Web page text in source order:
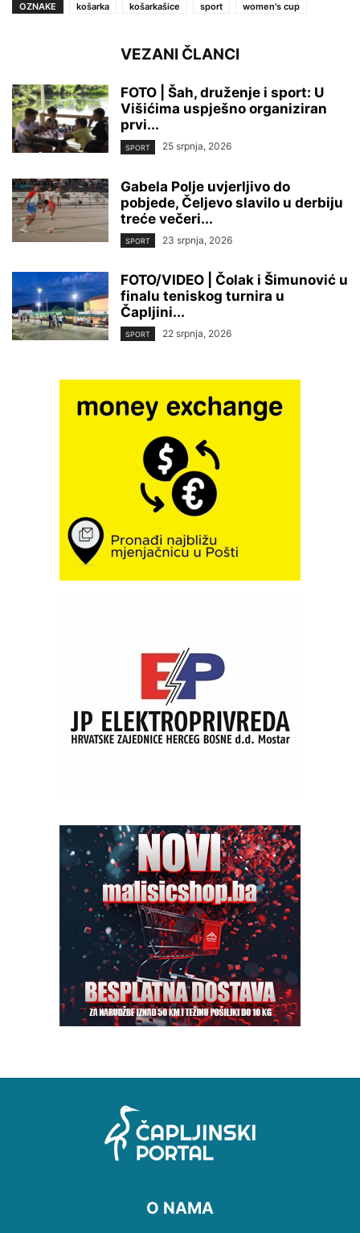
OZNAKE
košarka košarkašice sport women's cup
VEZANI ČLANCI
FOTO | Šah, druženje i sport: U
Višićima uspješno organiziran
prvi...
SPORT 25 srpnja, 2026
Gabela Polje uvjerljivo do
pobjede, Čeljevo slavilo u derbiju
treće večeri...
SPORT 23 srpnja, 2026
FOTO/VIDEO | Čolak i Šimunović u
finalu teniskog turnira u
Čapljini...
SPORT 22 srpnja, 2026
O NAMA